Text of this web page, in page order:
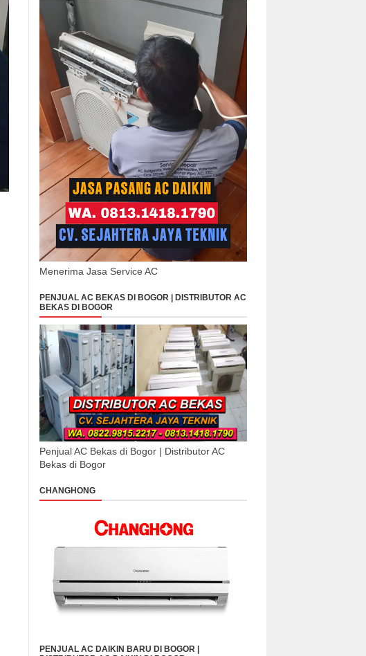
Menerima Jasa Service AC
PENJUAL AC BEKAS DI BOGOR | DISTRIBUTOR AC
BEKAS DI BOGOR
Penjual AC Bekas di Bogor | Distributor AC
Bekas di Bogor
CHANGHONG
PENJUAL AC DAIKIN BARU DI BOGOR |